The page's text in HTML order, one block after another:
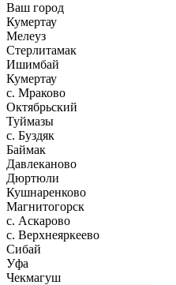
Ваш город
Кумертау
Мелеуз
Стерлитамак
Ишимбай
Кумертау
c. Мраково
Октябрьский
Туймазы
c. Буздяк
Баймак
Давлеканово
Дюртюли
Кушнаренково
Магнитогорск
с. Аскарово
с. Верхнеяркеево
Сибай
Уфа
Чекмагуш